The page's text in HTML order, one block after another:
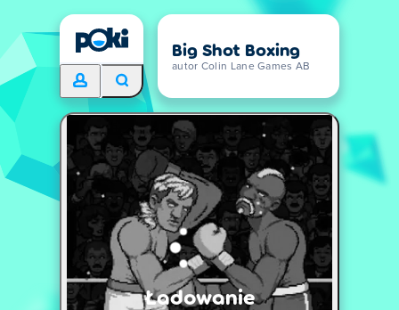
Big Shot Boxing
autor Colin Lane Games AB
Ładowanie